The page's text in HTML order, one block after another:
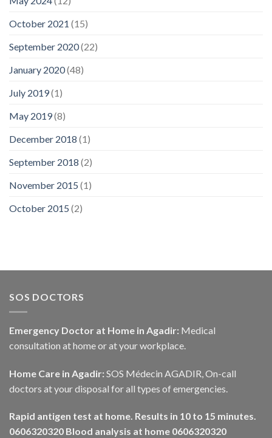
October 2021 (15)
September 2020(22)
January 2020(48)
July 2019(1)
May 2019(8)
December 2018 (1)
September 2018 (2)
November 2015 (1)
October 2015 (2)
SOS DOCTORS
Emergency Doctor at Home in Agadir: Medical
consultation at home or at your workplace.
Home Care in Agadir: SOS Médecin AGADIR, On-call
doctors at your disposal for all types of emergencies.
Rapid antigen test at home. Results in 10 to 15 minutes.
0606320320 Blood analysis at home 0606320320